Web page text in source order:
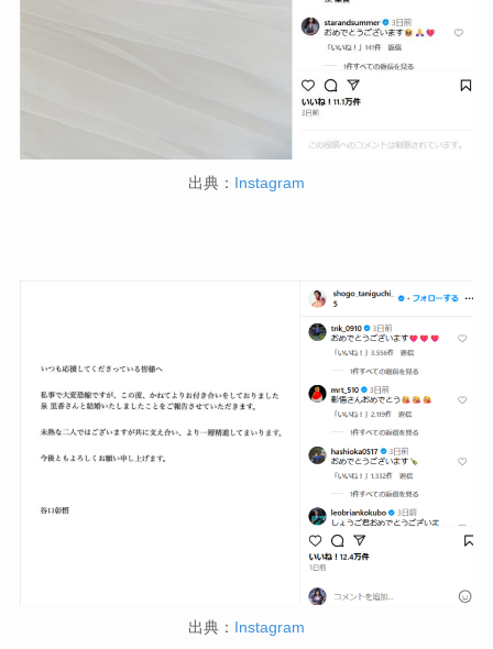
出典： Instagram
出典： Instagram